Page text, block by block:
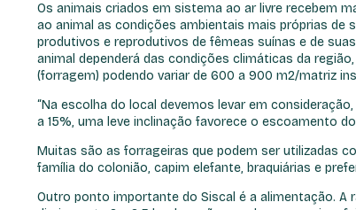
Os animais criados em sistema ao ar livre recebem
ao animal as condições ambientais mais próprias
produtivos e reprodutivos de fêmeas suínas e de
animal dependerá das condições climáticas da
(forragem) podendo variar de 600 a 900 m2/matriz
“Na escolha do local devemos levar em
a 15%, uma leve inclinação favorece o escoamento
Muitas são as forrageiras que podem ser utilizadas
família do colonião, capim elefante, braquiárias e
Outro ponto importante do Siscal é a alimentação.